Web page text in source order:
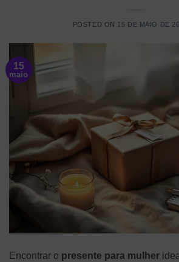
POSTED ON 15 DE MAIO DE
15
maio
Encontrar o presente para mulher